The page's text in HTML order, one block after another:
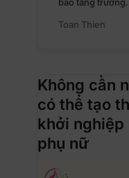
Toan Thien
Không cần
có thể tạo
khởi nghiệp
phụ nữ